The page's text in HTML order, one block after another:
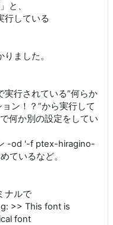
と、
行している
ました。
実行されている”何らか
ン！？”から実行して
何か別の設定をしてい
-od '-f ptex-hiragino-
ているなど。
ナルで
>> This font is
font